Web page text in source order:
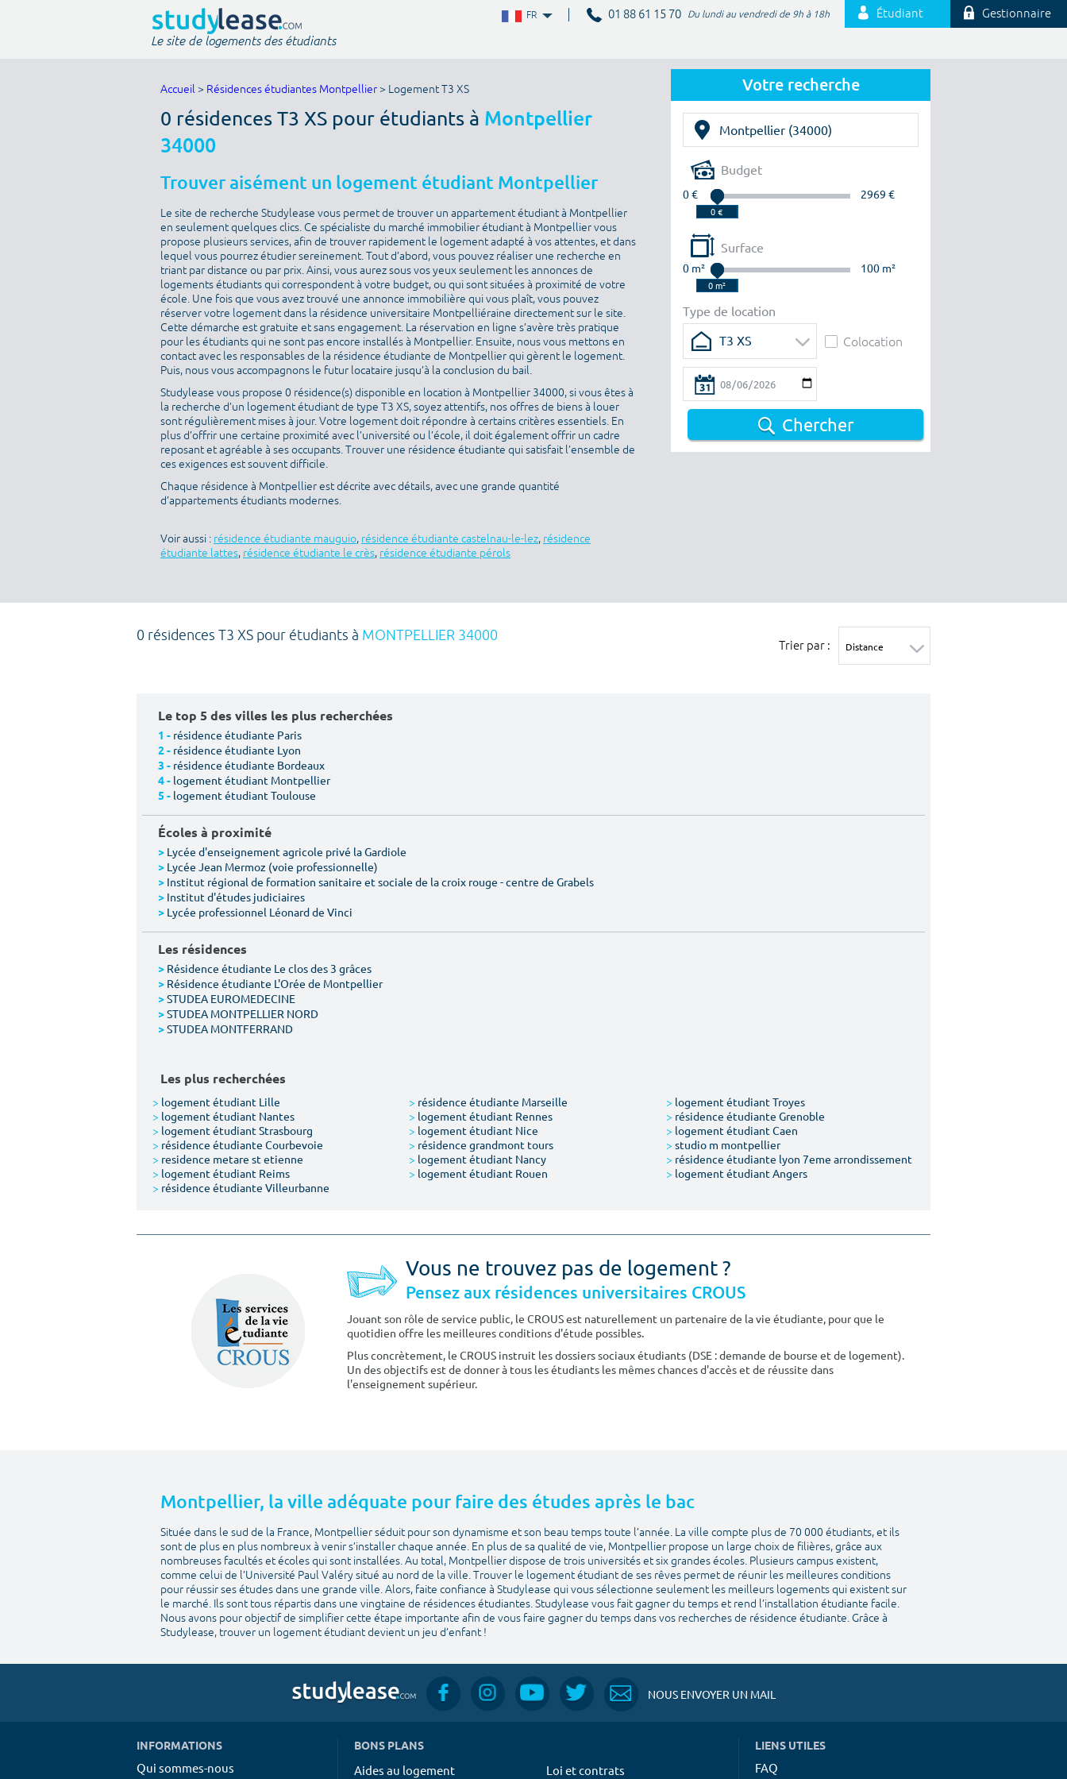
FR 01 88 61 15 70 Du lundi au vendredi de 9h à 18h Étudiant Gestionnaire
Le site de logements des étudiants
Votre recherche
Budget
0 € 2969 €
Surface
0 m² 100 m²
Type de location
T3 XS
Colocation
Chercher
Accueil > Résidences étudiantes Montpellier > Logement T3 XS
0 résidences T3 XS pour étudiants à Montpellier
34000
Trouver aisément un logement étudiant Montpellier
Le site de recherche Studylease vous permet de trouver un appartement étudiant à Montpellier
en seulement quelques clics. Ce spécialiste du marché immobilier étudiant à Montpellier vous
propose plusieurs services, afin de trouver rapidement le logement adapté à vos attentes, et dans
lequel vous pourrez étudier sereinement. Tout d’abord, vous pouvez réaliser une recherche en
triant par distance ou par prix. Ainsi, vous aurez sous vos yeux seulement les annonces de
logements étudiants qui correspondent à votre budget, ou qui sont situées à proximité de votre
école. Une fois que vous avez trouvé une annonce immobilière qui vous plaît, vous pouvez
réserver votre logement dans la résidence universitaire Montpelliéraine directement sur le site.
Cette démarche est gratuite et sans engagement. La réservation en ligne s’avère très pratique
pour les étudiants qui ne sont pas encore installés à Montpellier. Ensuite, nous vous mettons en
contact avec les responsables de la résidence étudiante de Montpellier qui gèrent le logement.
Puis, nous vous accompagnons le futur locataire jusqu’à la conclusion du bail.
Studylease vous propose 0 résidence(s) disponible en location à Montpellier 34000, si vous êtes à
la recherche d’un logement étudiant de type T3 XS, soyez attentifs, nos offres de biens à louer
sont régulièrement mises à jour. Votre logement doit répondre à certains critères essentiels. En
plus d’offrir une certaine proximité avec l’université ou l’école, il doit également offrir un cadre
reposant et agréable à ses occupants. Trouver une résidence étudiante qui satisfait l’ensemble de
ces exigences est souvent difficile.
Chaque résidence à Montpellier est décrite avec détails, avec une grande quantité
d’appartements étudiants modernes.
Voir aussi : résidence étudiante mauguio, résidence étudiante castelnau-le-lez, résidence
étudiante lattes, résidence étudiante le crès, résidence étudiante pérols
0 résidences T3 XS pour étudiants à MONTPELLIER 34000
Trier par :
Le top 5 des villes les plus recherchées
1 - résidence étudiante Paris
2 - résidence étudiante Lyon
3 - résidence étudiante Bordeaux
4 - logement étudiant Montpellier
5 - logement étudiant Toulouse
Écoles à proximité
> Lycée d'enseignement agricole privé la Gardiole
> Lycée Jean Mermoz (voie professionnelle)
> Institut régional de formation sanitaire et sociale de la croix rouge - centre de Grabels
> Institut d'études judiciaires
> Lycée professionnel Léonard de Vinci
Les résidences
> Résidence étudiante Le clos des 3 grâces
> Résidence étudiante L'Orée de Montpellier
>STUDEA EUROMEDECINE
>STUDEA MONTPELLIER NORD
>STUDEA MONTFERRAND
Les plus recherchées
> logement étudiant Lille > résidence étudiante Marseille > logement étudiant Troyes
> logement étudiant Nantes > logement étudiant Rennes > résidence étudiante Grenoble
> logement étudiant Strasbourg > logement étudiant Nice > logement étudiant Caen
> résidence étudiante Courbevoie > résidence grandmont tours > studio m montpellier
> residence metare st etienne > logement étudiant Nancy > résidence étudiante lyon 7eme arrondissement
> logement étudiant Reims > logement étudiant Rouen > logement étudiant Angers
> résidence étudiante Villeurbanne
Vous ne trouvez pas de logement ?
Pensez aux résidences universitaires CROUS
Jouant son rôle de service public, le CROUS est naturellement un partenaire de la vie étudiante, pour que le
quotidien offre les meilleures conditions d'étude possibles.
Plus concrètement, le CROUS instruit les dossiers sociaux étudiants (DSE : demande de bourse et de logement).
Un des objectifs est de donner à tous les étudiants les mêmes chances d'accès et de réussite dans
l'enseignement supérieur.
Montpellier, la ville adéquate pour faire des études après le bac
Située dans le sud de la France, Montpellier séduit pour son dynamisme et son beau temps toute l’année. La ville compte plus de 70 000 étudiants, et ils
sont de plus en plus nombreux à venir s’installer chaque année. En plus de sa qualité de vie, Montpellier propose un large choix de filières, grâce aux
nombreuses facultés et écoles qui sont installées. Au total, Montpellier dispose de trois universités et six grandes écoles. Plusieurs campus existent,
comme celui de l’Université Paul Valéry situé au nord de la ville. Trouver le logement étudiant de ses rêves permet de réunir les meilleures conditions
pour réussir ses études dans une grande ville. Alors, faite confiance à Studylease qui vous sélectionne seulement les meilleurs logements qui existent sur
le marché. Ils sont tous répartis dans une vingtaine de résidences étudiantes. Studylease vous fait gagner du temps et rend l’installation étudiante facile.
Nous avons pour objectif de simplifier cette étape importante afin de vous faire gagner du temps dans vos recherches de résidence étudiante. Grâce à
Studylease, trouver un logement étudiant devient un jeu d’enfant !
NOUS ENVOYER UN MAIL
INFORMATIONS
Qui sommes-nous
BONS PLANS
Aides au logement Loi et contrats
LIENS UTILES
FAQ